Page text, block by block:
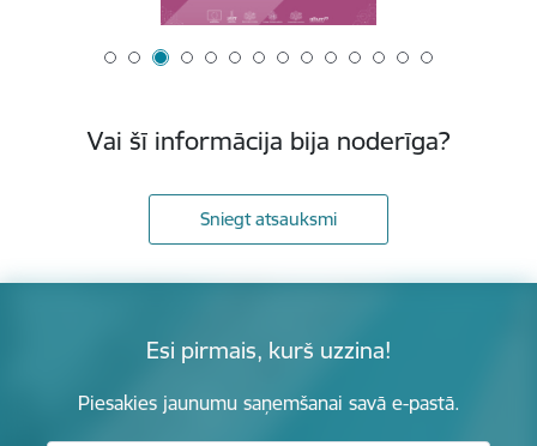
Vai šī informācija bija noderīga?
Sniegt atsauksmi
Esi pirmais, kurš uzzina!
Piesakies jaunumu saņemšanai savā e-pastā.